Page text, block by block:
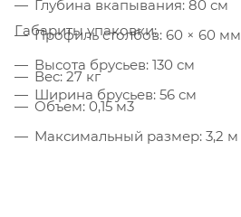
Глубина вкапывания: 80 см
Профиль столбов: 60 × 60 мм
Высота брусьев: 130 см
Ширина брусьев: 56 см
Габариты упаковки:
Вес: 27 кг
Объем: 0,15 м3
Максимальный размер: 3,2 м